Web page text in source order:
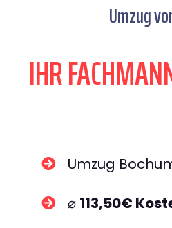
Umzug
IHR
Umzug
⌀ 113,50€